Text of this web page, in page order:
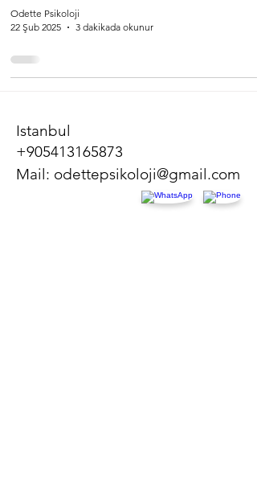
Odette Psikoloji
22 Şub 2025
3 dakikada okunur
Istanbul
+905413165873
Mail: odettepsikoloji@gmail.com